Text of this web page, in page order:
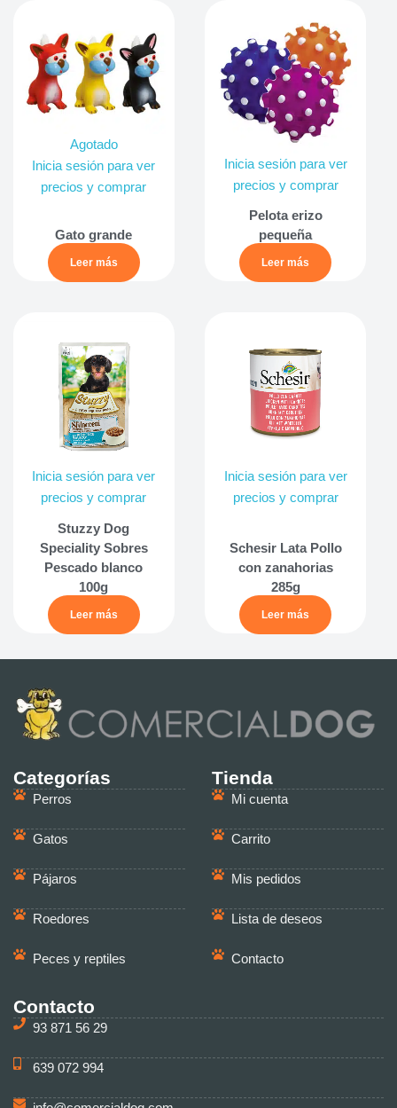
Agotado
Inicia sesión para ver
precios y comprar
Gato grande
Leer más
Inicia sesión para ver
precios y comprar
Pelota erizo
pequeña
Leer más
Inicia sesión para ver
precios y comprar
Stuzzy Dog
Speciality Sobres
Pescado blanco
100g
Leer más
Inicia sesión para ver
precios y comprar
Schesir Lata Pollo
con zanahorias
285g
Leer más
Categorías
Perros
Gatos
Pájaros
Roedores
Peces y reptiles
Tienda
Mi cuenta
Carrito
Mis pedidos
Lista de deseos
Contacto
Contacto
93 871 56 29
639 072 994